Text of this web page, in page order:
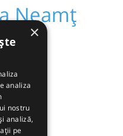
Neamț
Piscu
×
analiza
nostru
analiză,
pe